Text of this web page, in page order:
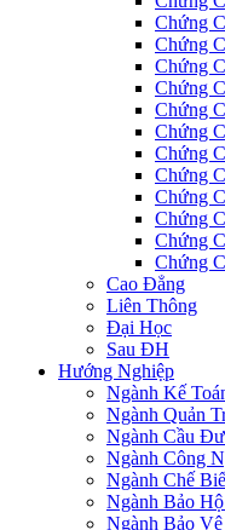
Chứng
Chứng
Chứng
Chứng
Chứng
Chứng
Chứng
Chứng
Chứng
Chứng
Chứng
Chứng
Cao Đẳng
Liên Thông
Đại Học
Sau ĐH
Hướng Nghiệp
Ngành Kế
Ngành Quản
Ngành Cầu
Ngành Công
Ngành Chế
Ngành Bảo
Ngành Bảo